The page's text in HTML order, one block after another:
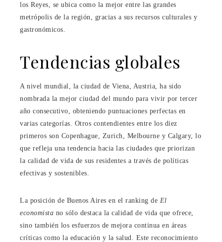
los Reyes, se ubica como la mejor entre las grandes
metrópolis de la región, gracias a sus recursos culturales y
gastronómicos.
Tendencias globales
A nivel mundial, la ciudad de Viena, Austria, ha sido
nombrada la mejor ciudad del mundo para vivir por tercer
año consecutivo, obteniendo puntuaciones perfectas en
varias categorías. Otros contendientes entre los diez
primeros son Copenhague, Zurich, Melbourne y Calgary, lo
que refleja una tendencia hacia las ciudades que priorizan
la calidad de vida de sus residentes a través de políticas
efectivas y sostenibles.
La posición de Buenos Aires en el ranking de El
economista no sólo destaca la calidad de vida que ofrece,
sino también los esfuerzos de mejora continua en áreas
críticas como la educación y la salud. Este reconocimiento